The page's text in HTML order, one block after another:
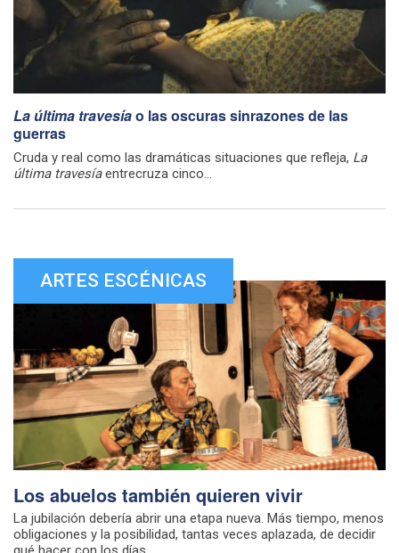
La última travesíao las oscuras sinrazones de las
guerras
Cruda y real como las dramáticas situaciones que refleja, La
última travesíaentrecruza cinco...
ARTES ESCÉNICAS
Los abuelos también quieren vivir
La jubilación debería abrir una etapa nueva. Más tiempo, menos
obligaciones y la posibilidad, tantas veces aplazada, de decidir